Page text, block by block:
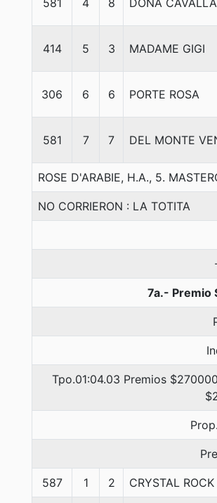
581 4 8 DOÑA CAVALLA
414 5 3 MADAME GIGI
306 6 6 PORTE ROSA
581 7 7 DEL MONTE
ROSE D'ARABIE, H.A., 5.
NO CORRIERON : LA TOTITA
7a.- Premio
Tpo.01:04.03 Premios
587 1 2 CRYSTAL ROCK